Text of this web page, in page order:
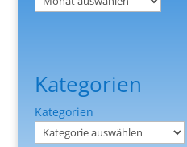
Kategorien
Kategorien